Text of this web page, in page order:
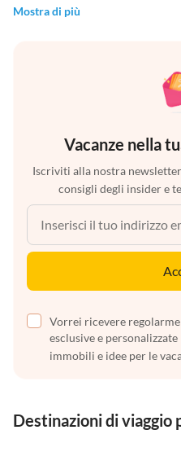
Mostra di più
Vacanze nella
Iscriviti alla nostra
consigli degli insider e
Vorrei ricevere
esclusive e
immobili e idee per le
Destinazioni di viaggio